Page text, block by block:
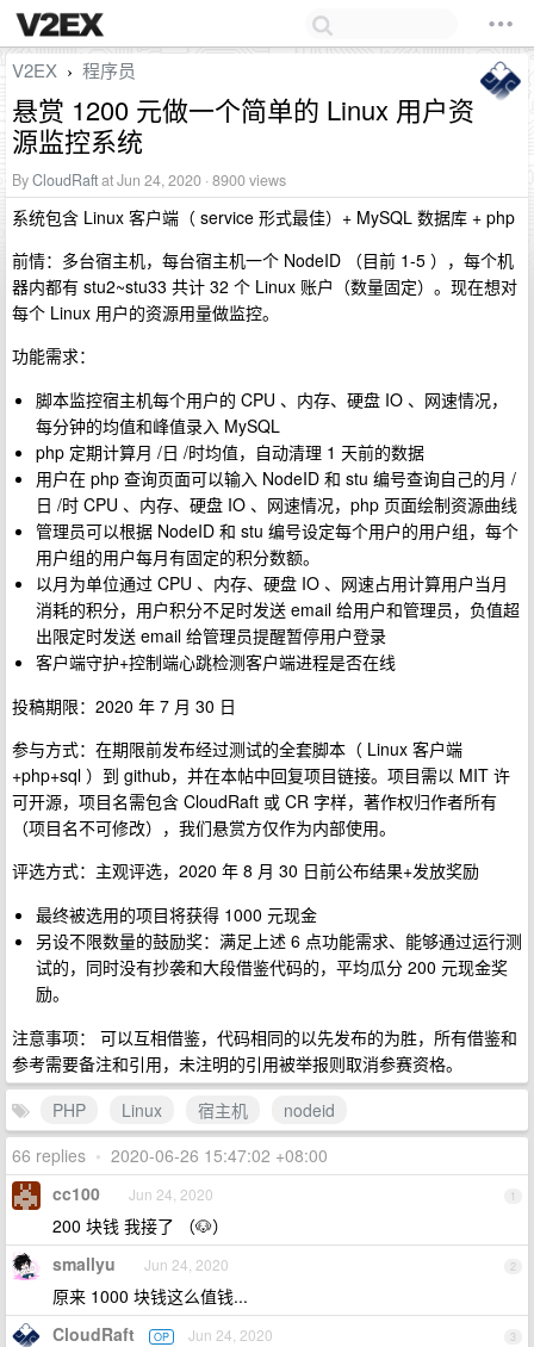
V2EX › 程序员
悬赏 1200 元做一个简单的 Linux 用户资
源监控系统
ByCloudRaftat Jun 24, 2020 · 8900 views
系统包含 Linux 客户端（ service 形式最佳）+ MySQL 数据库 + php
前情：多台宿主机，每台宿主机一个 NodeID （目前 1-5 ），每个机
器内都有 stu2~stu33 共计 32 个 Linux 账户（数量固定）。现在想对
每个 Linux 用户的资源用量做监控。
功能需求：
脚本监控宿主机每个用户的 CPU 、内存、硬盘 IO 、网速情况，
每分钟的均值和峰值录入 MySQL
php 定期计算月 /日 /时均值，自动清理 1 天前的数据
用户在 php 查询页面可以输入 NodeID 和 stu 编号查询自己的月 /
日 /时 CPU 、内存、硬盘 IO 、网速情况，php 页面绘制资源曲线
管理员可以根据 NodeID 和 stu 编号设定每个用户的用户组，每个
用户组的用户每月有固定的积分数额。
以月为单位通过 CPU 、内存、硬盘 IO 、网速占用计算用户当月
消耗的积分，用户积分不足时发送 email 给用户和管理员，负值超
出限定时发送 email 给管理员提醒暂停用户登录
客户端守护+控制端心跳检测客户端进程是否在线
投稿期限：2020 年 7 月 30 日
参与方式：在期限前发布经过测试的全套脚本（ Linux 客户端
+php+sql ）到 github，并在本帖中回复项目链接。项目需以 MIT 许
可开源，项目名需包含 CloudRaft 或 CR 字样，著作权归作者所有
（项目名不可修改），我们悬赏方仅作为内部使用。
评选方式：主观评选，2020 年 8 月 30 日前公布结果+发放奖励
最终被选用的项目将获得 1000 元现金
另设不限数量的鼓励奖：满足上述 6 点功能需求、能够通过运行测
试的，同时没有抄袭和大段借鉴代码的，平均瓜分 200 元现金奖
励。
注意事项： 可以互相借鉴，代码相同的以先发布的为胜，所有借鉴和
参考需要备注和引用，未注明的引用被举报则取消参赛资格。
PHP
Linux 宿主机
nodeid
66 replies • 2020-06-26 15:47:02 +08:00
1
cc100 Jun 24, 2020
200 块钱 我接了 （🐶）
2
smallyu Jun 24, 2020
原来 1000 块钱这么值钱...
3
CloudRaft OP Jun 24, 2020